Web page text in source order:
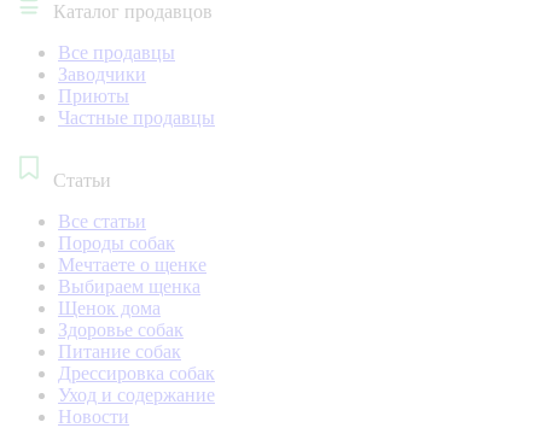
Каталог продавцов
Все продавцы
Заводчики
Приюты
Частные продавцы
Статьи
Все статьи
Породы собак
Мечтаете о щенке
Выбираем щенка
Щенок дома
Здоровье собак
Питание собак
Дрессировка собак
Уход и содержание
Новости